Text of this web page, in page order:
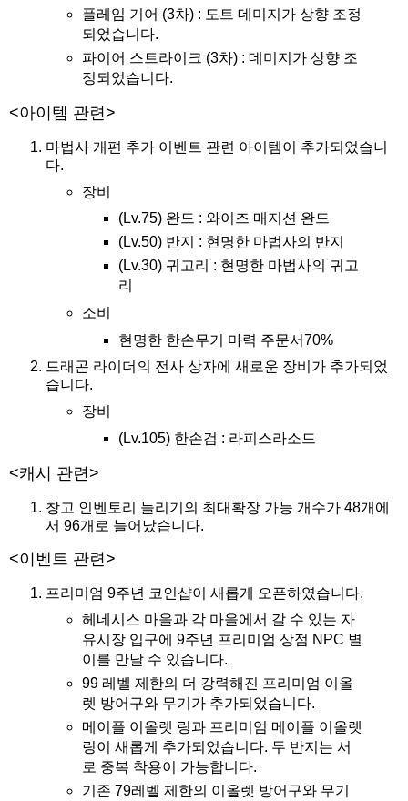
플레임 기어 (3차) : 도트 데미지가 상향 조정
되었습니다.
파이어 스트라이크 (3차) : 데미지가 상향 조
정되었습니다.
<아이템 관련>
마법사 개편 추가 이벤트 관련 아이템이 추가되었습니
다.
장비
(Lv.75) 완드 : 와이즈 매지션 완드
(Lv.50) 반지 : 현명한 마법사의 반지
(Lv.30) 귀고리 : 현명한 마법사의 귀고
리
소비
현명한 한손무기 마력 주문서70%
드래곤 라이더의 전사 상자에 새로운 장비가 추가되었
습니다.
장비
(Lv.105) 한손검 : 라피스라소드
<캐시 관련>
창고 인벤토리 늘리기의 최대확장 가능 개수가 48개에
서 96개로 늘어났습니다.
<이벤트 관련>
프리미엄 9주년 코인샵이 새롭게 오픈하였습니다.
헤네시스 마을과 각 마을에서 갈 수 있는 자
유시장 입구에 9주년 프리미엄 상점 NPC 별
이를 만날 수 있습니다.
99 레벨 제한의 더 강력해진 프리미엄 이올
렛 방어구와 무기가 추가되었습니다.
메이플 이올렛 링과 프리미엄 메이플 이올렛
링이 새롭게 추가되었습니다. 두 반지는 서
로 중복 착용이 가능합니다.
기존 79레벨 제한의 이올렛 방어구와 무기